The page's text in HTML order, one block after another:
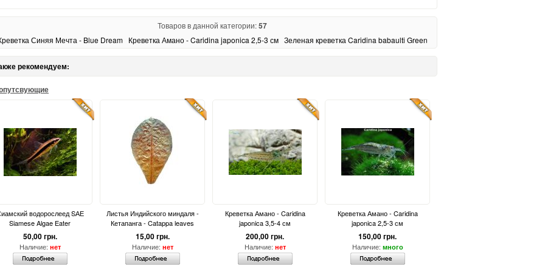
Товаров в данной категории:57
Синяя Мечта - Blue Dream Креветка Амано - Caridina japonica 2,5-3 см Зеленая креветка Caridina babaulti Green
рекомендуем:
водорослеед SАЕ
Siamese Algae Eater
50,00 грн.
Наличие: нет
Листья Индийского миндаля -
Кетапанга - Catappa leaves
15,00 грн.
Наличие: нет
Креветка Амано - Caridina
japonica 3,5-4 см
200,00 грн.
Наличие: нет
Креветка Амано - Caridina
japonica 2,5-3 см
150,00 грн.
Наличие: много